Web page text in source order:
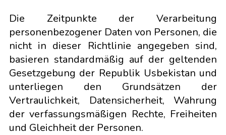
Die Zeitpunkte der Verarbeitung
personenbezogener Daten von Personen, die
nicht in dieser Richtlinie angegeben sind,
basieren standardmäßig auf der geltenden
Gesetzgebung der Republik Usbekistan und
unterliegen den Grundsätzen der
Vertraulichkeit, Datensicherheit, Wahrung
der verfassungsmäßigen Rechte, Freiheiten
und Gleichheit der Personen.